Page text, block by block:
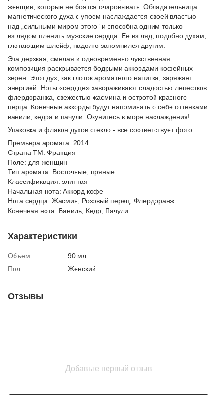
женщин, которые не боятся очаровывать. Обладательница
магнетического духа с упоем наслаждается своей властью
над „сильными миром этого” и способна одним только
взглядом пленить мужские сердца. Ее взгляд, подобно духам,
глотающим шлейф, надолго запомнился другим.
Эта дерзкая, смелая и одновременно чувственная
композиция раскрывается бодрыми аккордами кофейных
зерен. Этот дух, как глоток ароматного напитка, заряжает
энергией. Ноты «сердце» завораживают сладостью лепестков
флердоранжа, свежестью жасмина и остротой красного
перца. Конечные аккорды будут напоминать о себе оттенками
ванили, кедра и пачули. Окунитесь в море наслаждения!
Упаковка и флакон духов стекло - все соответствует фото.
Премьера аромата: 2014
Страна ТМ: Франция
Поле: для женщин
Тип аромата: Восточные, пряные
Классификация: элитная
Начальная нота: Аккорд кофе
Нота сердца: Жасмин, Розовый перец, Флердоранж
Конечная нота: Ваниль, Кедр, Пачули
Характеристики
Объем
90 мл
Пол
Женский
Отзывы
Добавьте первый отзыв